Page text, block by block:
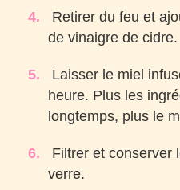
Retirer du feu et
de vinaigre de cidre.
Laisser le miel
heure. Plus les
longtemps, plus le
Filtrer et conserver
verre.